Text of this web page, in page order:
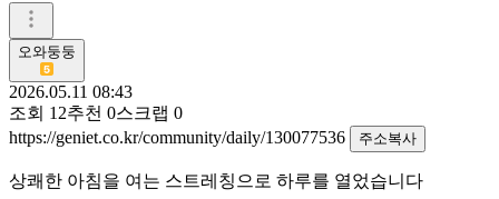
오와둥둥
2026.05.11 08:43
조회 12추천 0스크랩 0
https://geniet.co.kr/community/daily/130077536
주소복사
상쾌한 아침을 여는 스트레칭으로 하루를 열었습니다